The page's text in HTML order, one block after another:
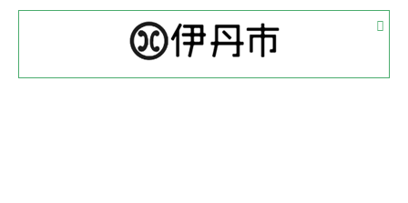
2022.05.05
体育協会長杯 バドミントン競技の部
2022.05.22